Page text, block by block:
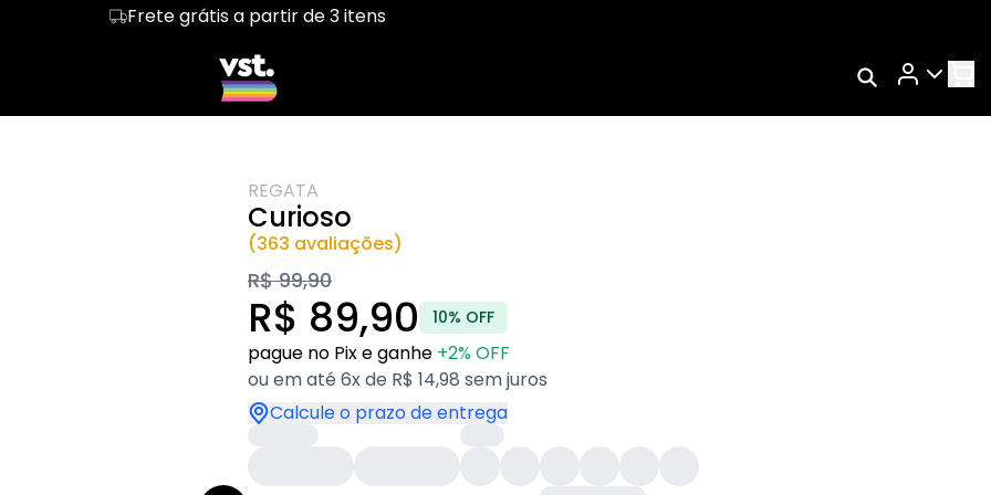
Parcele em até 6x sem juros
Frete grátis a partir de 3 itens
Regata
Cropped
II LGBT & PAI
DADDY
Rastrear Meu
REGATA
Curioso
(363 avaliações)
R$ 99,90
R$ 89,90 10% OFF
pague no Pix e ganhe +2% OFF
ou em até 6x de R$ 14,98 sem juros
Calcule o prazo de entrega